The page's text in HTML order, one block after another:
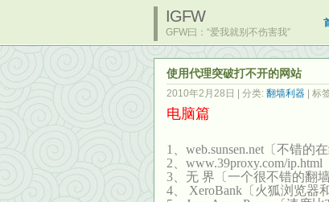
IGFW
GFW曰：“爱我就别不伤害我”
使用代理突破打不开的网站
2010年2月28日 | 分类: 翻墙利器 | 标
电脑篇
1、web.sunsen.net〔不错的
2、 www.39proxy.com/ip.html
3、无 界〔一个很不错的翻墙
4、 XeroBank〔火狐浏览器